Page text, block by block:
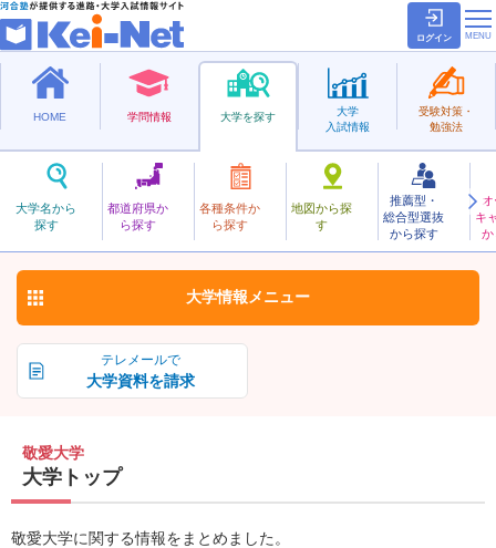
ログイン
HOME 学問情報 大学を探す
大学名から
探す
都道府県か
ら探す
各種条件か
ら探す
地図から探
す
推薦型・
総合型選抜
から探す
キ
か
大学
入試情報
受験対策・
勉強法
私立
けいあい
敬愛大学 お気に入り
テレメールで
大学資料を請求
大学情報 メニュー
敬愛大学
大学トップ
敬愛大学に関する情報をまとめました。